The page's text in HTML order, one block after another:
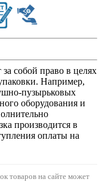
собой право в целях
Например,
пузырьковых
оборудования и
производится в
оплаты на
товаров на сайте может